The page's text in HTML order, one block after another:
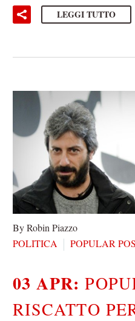
LEGGI TUTTO
By Robin Piazzo
POLITICA
POPULAR
03 APR:
RISCATTO